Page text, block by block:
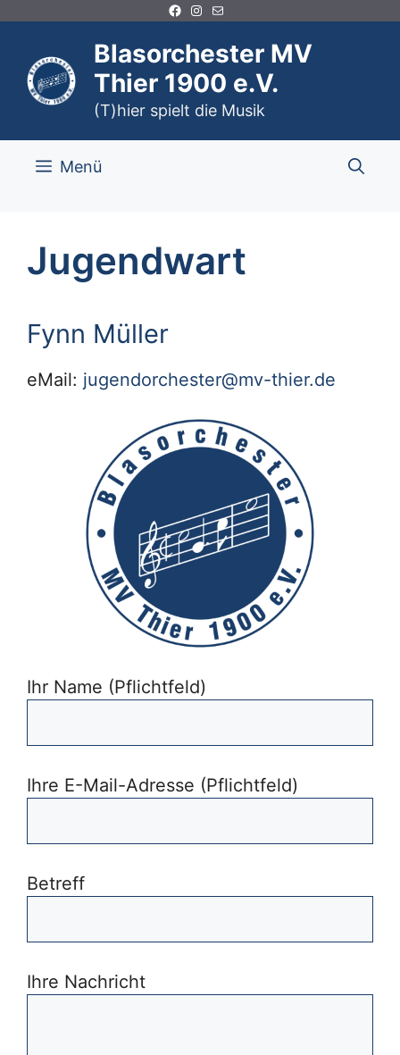
springen
Facebook
Instagram
E-Mail
Blasorchester MV
Thier 1900 e.V.
(T)hier spielt die Musik
Menü
Jugendwart
Fynn Müller
eMail: jugendorchester@mv-thier.de
Ihr Name (Pflichtfeld)
Ihre E-Mail-Adresse (Pflichtfeld)
Betreff
Ihre Nachricht